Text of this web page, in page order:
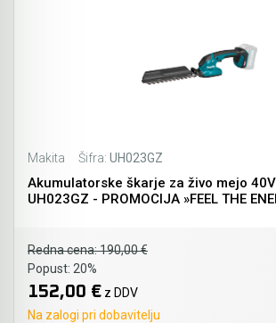
Makita Šifra: UH023GZ
Akumulatorske škarje za živo mejo 40V
UH023GZ - PROMOCIJA »FEEL THE
Redna cena:190,00 €
Popust: 20%
152,00 € z DDV
Na zalogi pri dobavitelju